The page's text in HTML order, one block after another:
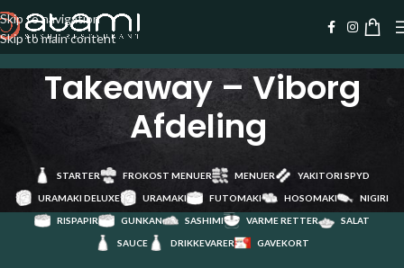
Skip to navigation
Skip to main content
Takeaway – Viborg
Afdeling
STARTER FROKOST MENUER MENUER YAKITORI SPYD
URAMAKI DELUXE URAMAKI FUTOMAKI HOSOMAKI NIGIRI
RISPAPIR GUNKAN SASHIMI VARME RETTER SALAT
SAUCE DRIKKEVARER GAVEKORT